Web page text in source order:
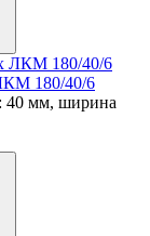
180/40/6
40 мм, ширина